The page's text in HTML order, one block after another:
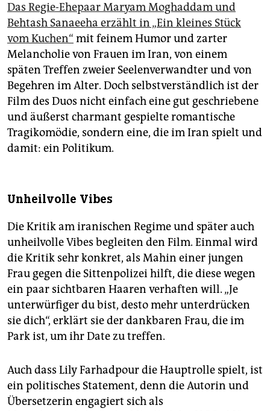
Das Regie-Ehepaar Maryam Moghaddam und
Behtash Sanaeeha erzählt in „Ein kleines Stück
vom Kuchen“ mit feinem Humor und zarter
Melancholie von Frauen im Iran, von einem
späten Treffen zweier Seelenverwandter und von
Begehren im Alter. Doch selbstverständlich ist der
Film des Duos nicht einfach eine gut geschriebene
und äußerst charmant gespielte romantische
Tragikomödie, sondern eine, die im Iran spielt und
damit: ein Politikum.
Unheilvolle Vibes
Die Kritik am iranischen Regime und später auch
unheilvolle Vibes begleiten den Film. Einmal wird
die Kritik sehr konkret, als Mahin einer jungen
Frau gegen die Sittenpolizei hilft, die diese wegen
ein paar sichtbaren Haaren verhaften will. „Je
unterwürfiger du bist, desto mehr unterdrücken
sie dich“, erklärt sie der dankbaren Frau, die im
Park ist, um ihr Date zu treffen.
Auch dass Lily Farhadpour die Hauptrolle spielt, ist
ein politisches Statement, denn die Autorin und
Übersetzerin engagiert sich als